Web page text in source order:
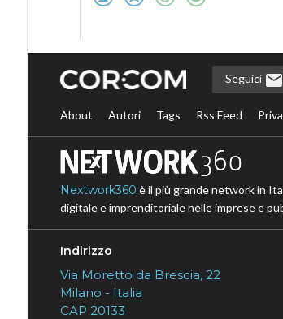
Seguici
About Autori Tags Rss Feed
Nextwork360 è il più grande network in
digitale e imprenditoriale nelle imprese e
Indirizzo
Via Moretto da Brescia, 22
Milano - Italia
CAP 20133